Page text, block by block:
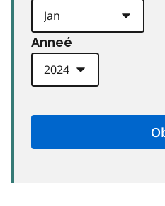
Anneé